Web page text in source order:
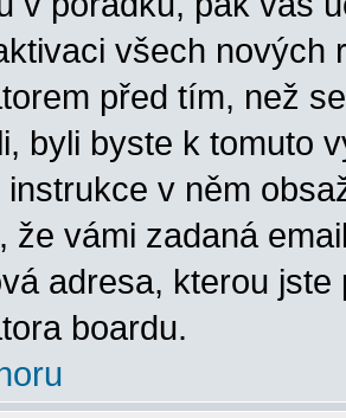
všech nových
před tím, než
byli byste k tomuto
instrukce v něm
že vámi zadaná
adresa, kterou
boardu.